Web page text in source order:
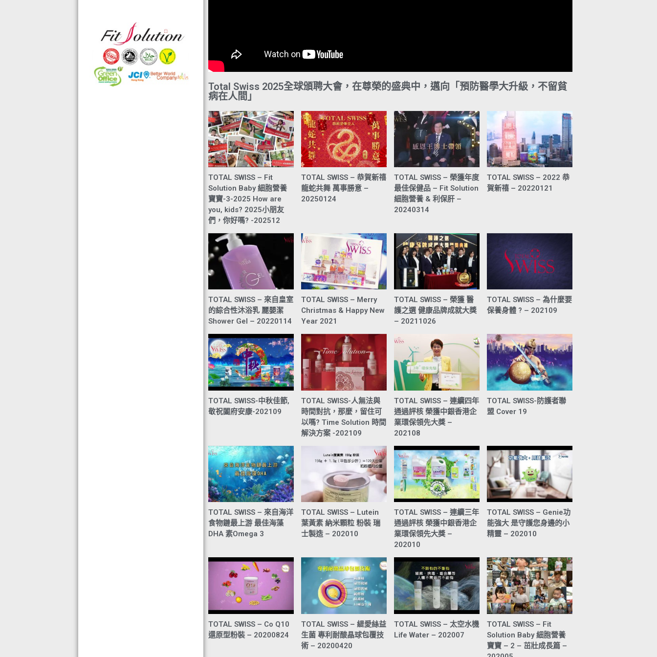
可的香港標準及檢定中心測試,證明符
合香港食品標準,不含重金屬,農藥,細
菌,並頒發香港優質正印.
◆ 熱烈恭賀,FIT SOLUTION細胞營養
榮獲澳門廚皇協會頒發-我最喜愛的健
康飲品金獎
Total Swiss 2025全球頒聘大會，在尊榮的盛典中，邁向「預防醫學大升級，不留貧
病在人間」
TOTAL SWISS – Fit
Solution Baby 細胞營養
寶寶-3-2025 How are
you, kids? 2025小朋友
們，你好嗎? -202512
TOTAL SWISS – 恭賀新禧
龍蛇共舞 萬事勝意 –
20250124
TOTAL SWISS – 榮獲年度
最佳保健品 – Fit Solution
細胞營養 & 利保肝 –
20240314
TOTAL SWISS – 2022 恭
賀新禧 – 20220121
TOTAL SWISS – 來自皇室
的綜合性沐浴乳 麗嬰潔
Shower Gel – 20220114
TOTAL SWISS – Merry
Christmas & Happy New
Year 2021
TOTAL SWISS – 榮獲 醫
護之選 健康品牌成就大獎
– 20211026
TOTAL SWISS – 為什麼要
保養身體 ? – 202109
TOTAL SWISS-中秋佳節,
敬祝闔府安康-202109
TOTAL SWISS-人無法與
時間對抗，那麼，留住可
以嗎? Time Solution 時間
解決方案 -202109
TOTAL SWISS – 連續四年
通過評核 榮獲中銀香港企
業環保領先大獎 –
202108
TOTAL SWISS-防護者聯
盟 Cover 19
TOTAL SWISS – 來自海洋
食物鏈最上游 最佳海藻
DHA 素Omega 3
TOTAL SWISS – Lutein
葉黃素 納米顆粒 粉裝 瑞
士製造 – 202010
TOTAL SWISS – 連續三年
通過評核 榮獲中銀香港企
業環保領先大獎 –
202010
TOTAL SWISS – Genie功
能強大 是守護您身邊的小
精靈 – 202010
TOTAL SWISS – Co Q10
還原型粉裝 – 20200824
TOTAL SWISS – 緹愛絲益
生菌 專利耐酸晶球包覆技
術 – 20200420
TOTAL SWISS – 太空水機
Life Water – 202007
TOTAL SWISS – Fit
Solution Baby 細胞營養
寶寶 – 2 – 茁壯成長篇 –